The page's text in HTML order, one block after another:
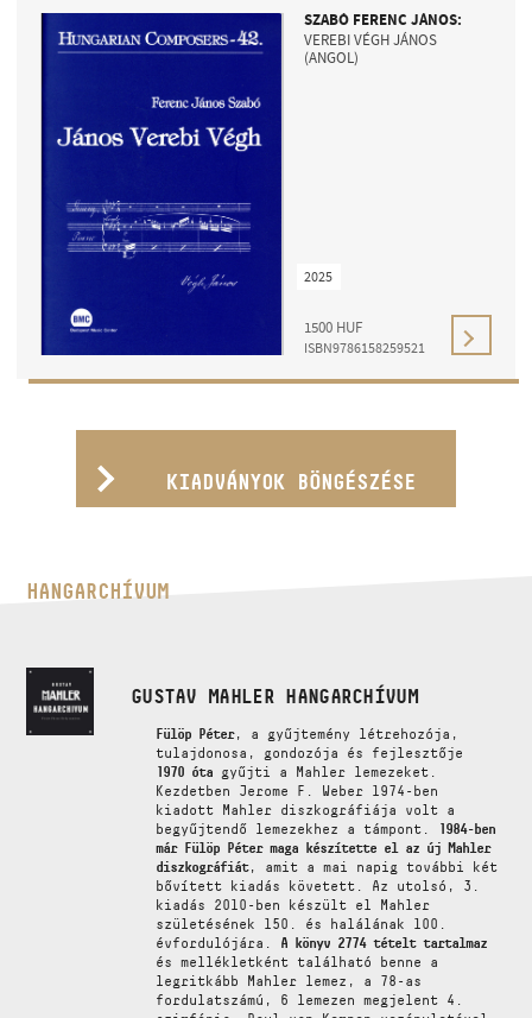
SZABÓ FERENC JÁNOS:
VEREBI VÉGH JÁNOS
(ANGOL)
1500 HUF
ISBN9786158259521
2025
KIADVÁNYOK BÖNGÉSZÉSE
HANGARCHÍVUM
GUSTAV MAHLER HANGARCHÍVUM
Fülöp Péter, a gyűjtemény létrehozója,
tulajdonosa, gondozója és fejlesztője
1970 ótagyűjti a Mahler lemezeket.
Kezdetben Jerome F. Weber 1974-ben
kiadott Mahler diszkográfiája volt a
begyűjtendő lemezekhez a támpont.
1984-ben
már Fülöp Péter maga készítette el az új Mahler
diszkográfiát, amit a mai napig további két
bővített kiadás követett. Az utolsó, 3.
kiadás 2010-ben készült el Mahler
születésének 150. és halálának 100.
évfordulójára.
A könyv 2774 tételt tartalmaz
és mellékletként található benne a
legritkább Mahler lemez, a 78-as
fordulatszámú, 6 lemezen megjelent 4.